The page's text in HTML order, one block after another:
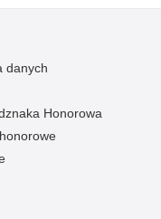
danych
Honorowa